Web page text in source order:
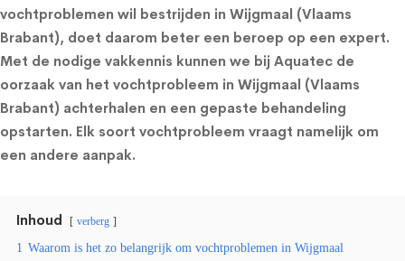
vochtproblemen wil bestrijden in Wijgmaal (Vlaams
Brabant), doet daarom beter een beroep op een expert.
Met de nodige vakkennis kunnen we bij Aquatec de
oorzaak van het vochtprobleem in Wijgmaal (Vlaams
Brabant) achterhalen en een gepaste behandeling
opstarten. Elk soort vochtprobleem vraagt namelijk om
een andere aanpak.
Inhoud verberg
1 Waarom is het zo belangrijk om vochtproblemen in Wijgmaal